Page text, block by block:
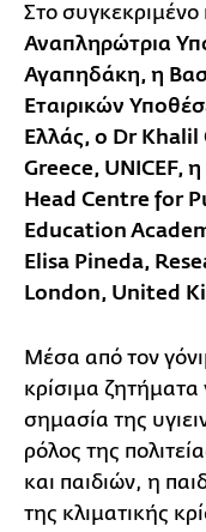
Στο
Αναπληρώτρια
Αγαπηδάκη, η
Εταιρικών
Ελλάς, ο Dr
Greece, UNICEF,
Head Centre for
Education
Elisa Pineda,
London, United
Μέσα από τον
κρίσιμα
σημασία της
ρόλος της
και παιδιών, η
της κλιματικής